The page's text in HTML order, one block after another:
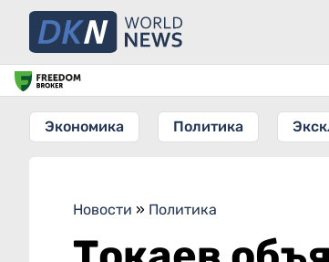
Экономика Политика
Новости » Политика